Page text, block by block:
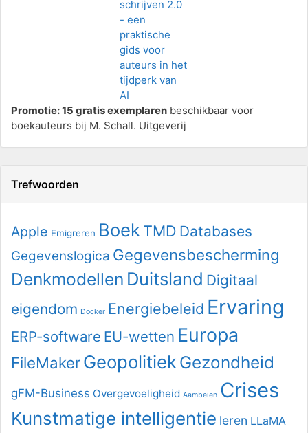
Promotie: 15 gratis exemplaren beschikbaar voor
boekauteurs bij M. Schall. Uitgeverij
Trefwoorden
Apple Emigreren BoekTMD Databases
Gegevenslogica Gegevensbescherming
Denkmodellen Duitsland Digitaal
eigendom Docker Energiebeleid Ervaring
ERP-software EU-wetten Europa
FileMakerGeopolitiekGezondheid
gFM-Business Overgevoeligheid Aambeien Crises
Kunstmatige intelligentie leren LLaMA